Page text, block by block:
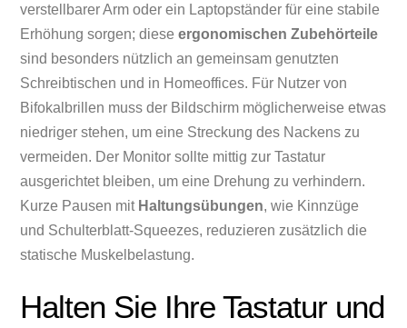
verstellbarer Arm oder ein Laptopständer für eine stabile
Erhöhung sorgen; dieseergonomischen Zubehörteile
sind besonders nützlich an gemeinsam genutzten
Schreibtischen und in Homeoffices. Für Nutzer von
Bifokalbrillen muss der Bildschirm möglicherweise etwas
niedriger stehen, um eine Streckung des Nackens zu
vermeiden. Der Monitor sollte mittig zur Tastatur
ausgerichtet bleiben, um eine Drehung zu verhindern.
Kurze Pausen mit Haltungsübungen, wie Kinnzüge
und Schulterblatt-Squeezes, reduzieren zusätzlich die
statische Muskelbelastung.
Halten Sie Ihre Tastatur und